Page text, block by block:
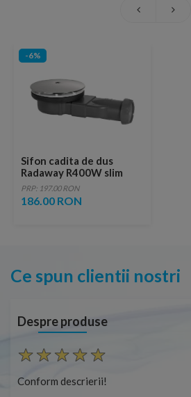
-6%
Sifon cadita de dus
Radaway R400W slim
PRP: 197.00 RON
186.00 RON
Ce spun clientii nostri
Despre produse
Conform descrierii!